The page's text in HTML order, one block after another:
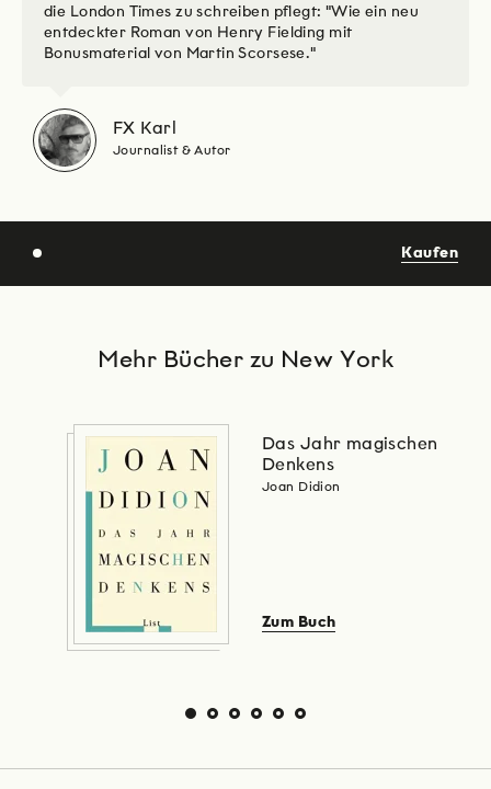
die London Times zu schreiben pflegt: "Wie ein neu
entdeckter Roman von Henry Fielding mit
Bonusmaterial von Martin Scorsese."
FX Karl
Journalist & Autor
Kaufen
Mehr Bücher zu New York
Das Jahr magischen
Denkens
Joan Didion
Zum Buch